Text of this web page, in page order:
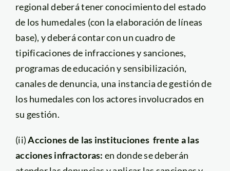
regional deberá tener conocimiento del estado
de los humedales (con la elaboración de líneas
base), y deberá contar con un cuadro de
tipificaciones de infracciones y sanciones,
programas de educación y sensibilización,
canales de denuncia, una instancia de gestión de
los humedales con los actores involucrados en
su gestión.
(ii)Acciones de las instituciones frente a las
acciones infractoras: en donde se deberán